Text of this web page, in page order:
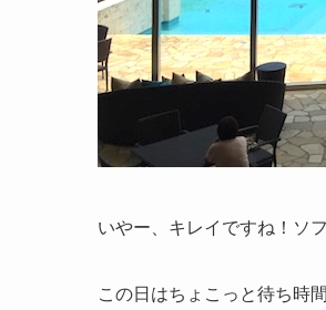
いやー、キレイですね！ソ
この日はちょこっと待ち時